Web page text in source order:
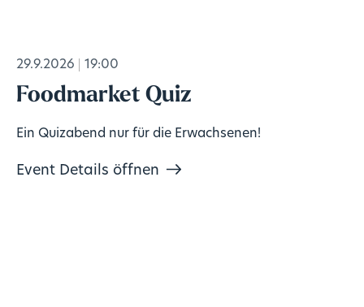
29.9.2026 19:00
Foodmarket Quiz
Ein Quizabend nur für die Erwachsenen!
Event Details öffnen